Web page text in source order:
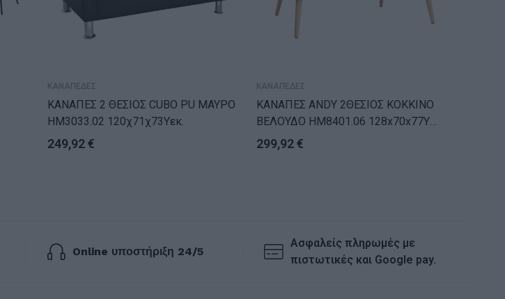
ΚΑΝΑΠΕΔΕΣ
ΚΑΝΑΠΕΣ 2 ΘΕΣΙΟΣ CUBO PU ΜΑΥΡΟ
HM3033.02 120χ71χ73Υεκ.
249,92€
ΚΑΝΑΠΕΔΕΣ
ΚΑΝΑΠΕΣ ANDY 2ΘΕΣΙΟΣ ΚΟΚΚΙΝΟ
ΒΕΛΟΥΔΟ HM8401.06 128x70x77Υ
εκ.
299,92€
Online υποστήριξη 24/5
Ασφαλείς πληρωμές με
πιστωτικές και Google pay.